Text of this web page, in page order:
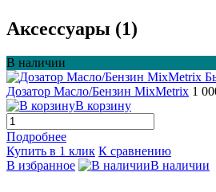
Аксессуары (1)
В наличии
Дозатор Масло/Бензин MixMetrix 1
В корзину
Подробнее
Купить в 1 клик К сравнению
В избранное
В наличии